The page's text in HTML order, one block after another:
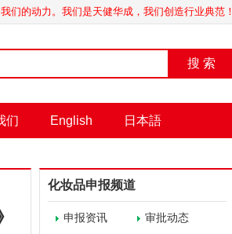
们的动力。我们是天健华成，我们创造行业典范！
搜 索
们 English 日本語
化妆品申报频道
申报资讯
审批动态